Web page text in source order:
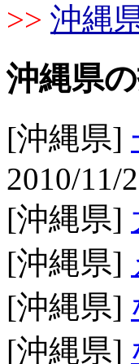
>> 沖縄
沖縄県
[沖縄県]
2010/11/
[沖縄県]
[沖縄県]
[沖縄県]
[沖縄県]